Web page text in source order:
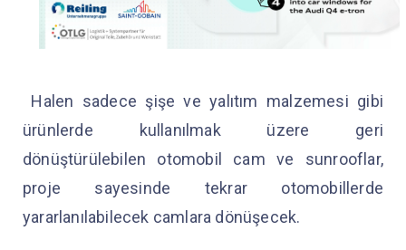
Halen sadece şişe ve yalıtım malzemesi gibi
ürünlerde kullanılmak üzere geri
dönüştürülebilen otomobil cam ve sunrooflar,
proje sayesinde tekrar otomobillerde
yararlanılabilecek camlara dönüşecek.